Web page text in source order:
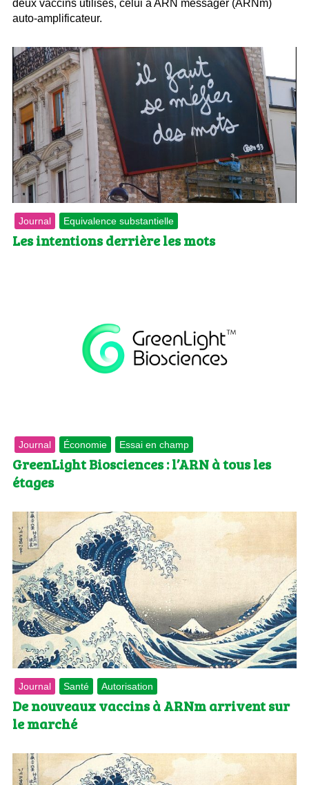
deux vaccins utilisés, celui à ARN messager (ARNm)
auto-amplificateur.
Journal Equivalence substantielle
Les intentions derrière les mots
Journal Économie Essai en champ
GreenLight Biosciences : l’ARN à tous les
étages
Journal Santé Autorisation
De nouveaux vaccins à ARNm arrivent sur
le marché